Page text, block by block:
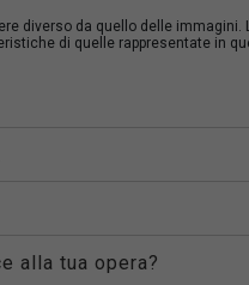
diverso da quello delle
di quelle rappresentate in
alla tua opera?